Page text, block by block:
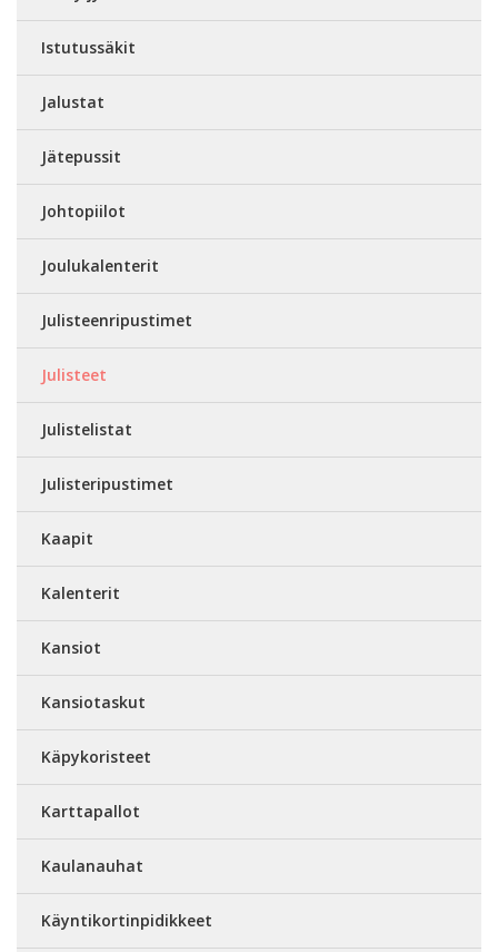
Istutussäkit
Jalustat
Jätepussit
Johtopiilot
Joulukalenterit
Julisteenripustimet
Julisteet
Julistelistat
Julisteripustimet
Kaapit
Kalenterit
Kansiot
Kansiotaskut
Käpykoristeet
Karttapallot
Kaulanauhat
Käyntikortinpidikkeet